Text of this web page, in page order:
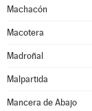
Machacón
Macotera
Madroñal
Malpartida
Mancera de Abajo